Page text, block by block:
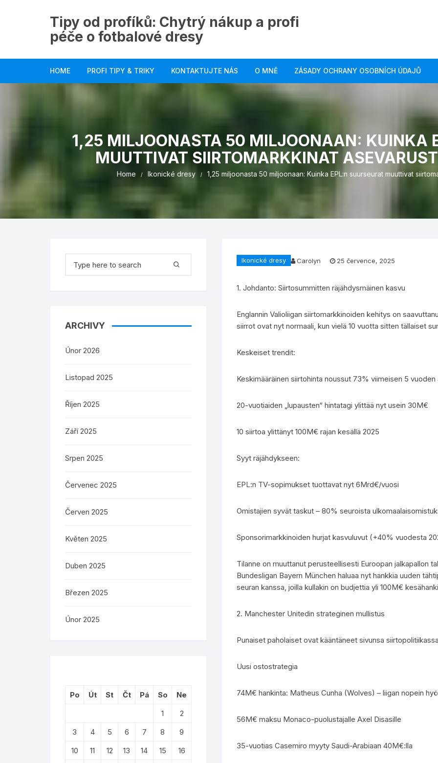
Tipy od profíků: Chytrý nákup a profi
péče o fotbalové dresy
HOME PROFI TIPY & TRIKY KONTAKTUJTE NÁS O MNĚ ZÁSADY OCHRANY OSOBNÍCH ÚDAJŮ
1,25 MILJOONASTA 50 MILJOONAAN: KUINKA
MUUTTIVAT SIIRTOMARKKINAT
Home Ikonické dresy 1,25 miljoonasta 50 miljoonaan: Kuinka EPL:n suurseurat muuttivat
Ikonické dresy Carolyn 25 července, 2025
1. Johdanto: Siirtosummitten räjähdysmäinen kasvu
Englannin Valioliigan siirtomarkkinoiden kehitys on
siirrot ovat nyt normaali, kun vielä 10 vuotta sitten tällaiset
Keskeiset trendit:
Keskimääräinen siirtohinta noussut 73% viimeisen 5 vuoden
20-vuotiaiden „lupausten“ hintatagi ylittää nyt usein 30M€
10 siirtoa ylittänyt 100M€ rajan kesällä 2025
Syyt räjähdykseen:
EPL:n TV-sopimukset tuottavat nyt 6Mrd€/vuosi
Omistajien syvät taskut – 80% seuroista
Sponsorimarkkinoiden hurjat kasvuluvut (+40% vuodesta
Tilanne on muuttanut perusteellisesti Euroopan jalkapallon
Bundesligan Bayern München haluaa nyt hankkia uuden
seuran kanssa, joilla kullakin on budjettia yli 100M€
2. Manchester Unitedin strateginen mullistus
Punaiset paholaiset ovat kääntäneet sivunsa
Uusi ostostrategia
74M€ hankinta: Matheus Cunha (Wolves) – liigan nopein
56M€ maksu Monaco-puolustajalle Axel Disasille
35-vuotias Casemiro myyty Saudi-Arabiaan 40M€:lla
for:
ARCHIVY
Únor 2026
Listopad 2025
Říjen 2025
Září 2025
Srpen 2025
Červenec 2025
Červen 2025
Květen 2025
Duben 2025
Březen 2025
Únor 2025
Po Út St Čt Pá So
Ne
1
2
3
4 5 6 7 8
9
10
11 12 13 14 15
16